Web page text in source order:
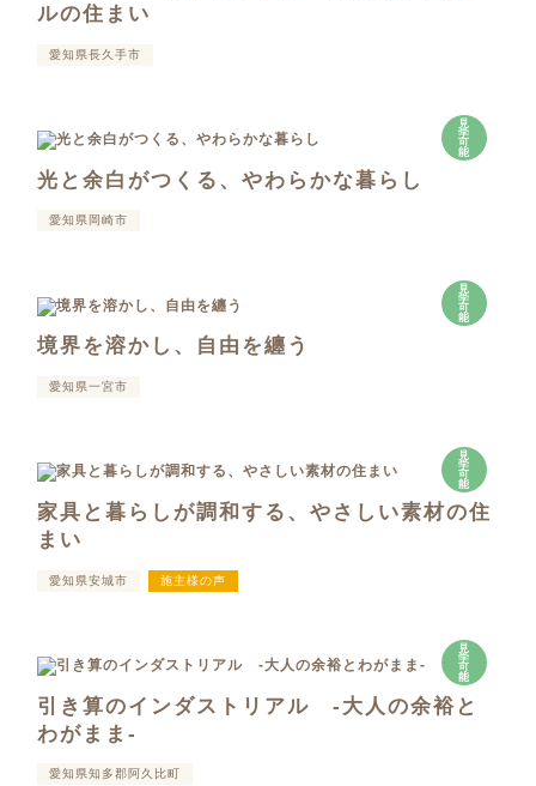
ルの住まい
愛知県長久手市
見
学
可
能
光と余白がつくる、やわらかな暮らし
愛知県岡崎市
見
学
可
能
境界を溶かし、自由を纏う
愛知県一宮市
見
学
可
能
家具と暮らしが調和する、やさしい素材の住
まい
愛知県安城市 施主様の声
見
学
可
能
引き算のインダストリアル -大人の余裕と
わがまま-
愛知県知多郡阿久比町